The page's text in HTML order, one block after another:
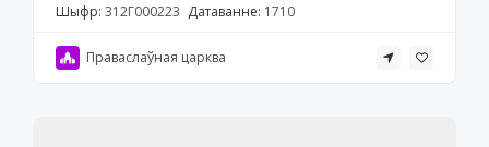
Шыфр: 312Г000223 Датаванне: 1710
Праваслаўная царква